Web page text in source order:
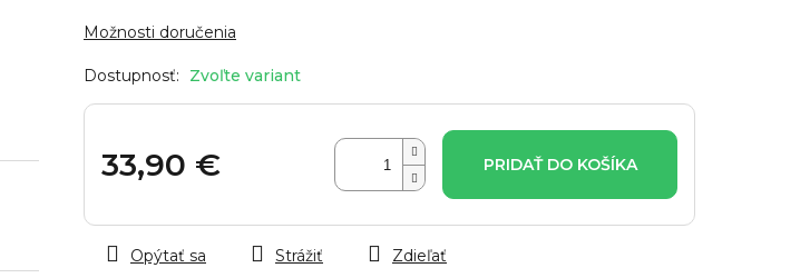
Zvoľte variant
Možnosti doručenia
33,90 €
cena:
PRIDAŤ DO KOŠÍKA
Opýtať sa Strážiť Zdieľať